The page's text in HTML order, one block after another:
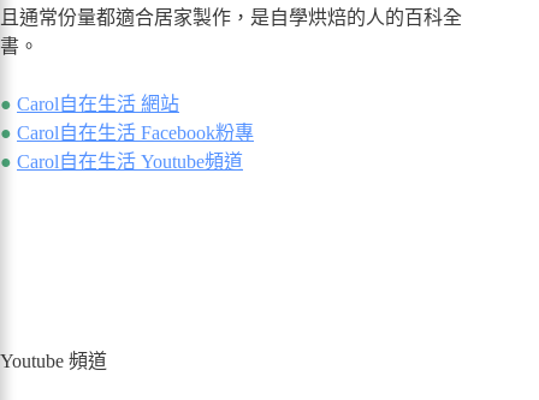
且通常份量都適合居家製作，是自學烘焙的人的百科全
書。
● Carol自在生活 網站
● Carol自在生活 Facebook粉專
● Carol自在生活 Youtube頻道
Youtube 頻道